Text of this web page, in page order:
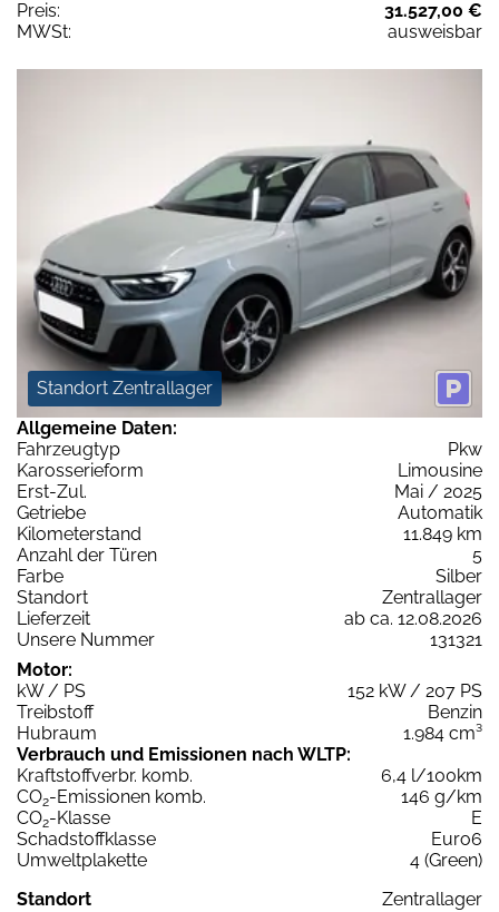
Preis:
31.527,00 €
MWSt:
ausweisbar
Standort Zentrallager
Allgemeine Daten:
Fahrzeugtyp
Pkw
Karosserieform
Limousine
Erst-Zul.
Mai / 2025
Getriebe
Automatik
Kilometerstand
11.849 km
Anzahl der Türen
5
Farbe
Silber
Standort
Zentrallager
Lieferzeit
ab ca. 12.08.2026
Unsere Nummer
131321
Motor:
kW / PS
152 kW / 207 PS
Treibstoff
Benzin
Hubraum
1.984 cm³
Verbrauch und Emissionen nach WLTP:
Kraftstoffverbr. komb.
6,4 l/100km
CO2-Emissionen komb.
146 g/km
CO2-Klasse
E
Schadstoffklasse
Euro6
Umweltplakette
4 (Green)
Standort
Zentrallager